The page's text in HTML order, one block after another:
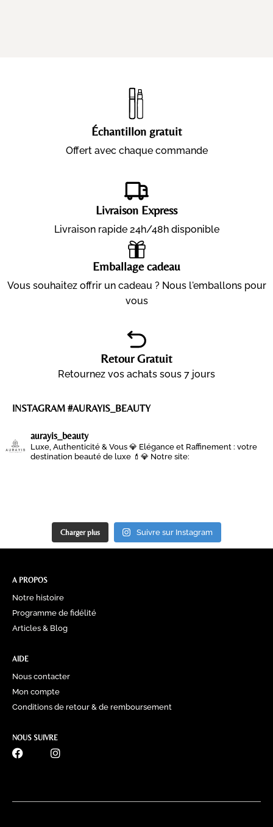
Échantillon gratuit
Offert avec chaque commande
Livraison Express
Livraison rapide 24h/48h disponible
Emballage cadeau
Vous souhaitez offrir un cadeau ? Nous l'emballons pour
vous
Retour Gratuit
Retournez vos achats sous 7 jours
INSTAGRAM #AURAYIS_BEAUTY
aurayis_beauty
Luxe, Authenticité & Vous 💎 Elégance et Raffinement : votre
destination beauté de luxe 💄💎 Notre site:
Charger plus Suivre sur Instagram
A PROPOS
Notre histoire
Programme de fidélité
Articles & Blog
AIDE
Nous contacter
Mon compte
Conditions de retour & de remboursement
NOUS SUIVRE